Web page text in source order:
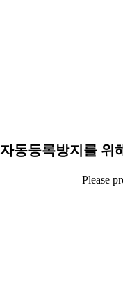
자동등록방지를 위
Please